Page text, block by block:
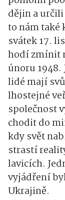
dějin a
to nám
svátek 17.
hodí zmínit
únoru 1948.
lidé mají
lhostejné
společnost
chodit do
kdy svět
strastí
lavicích.
vyjádření
Ukrajině.